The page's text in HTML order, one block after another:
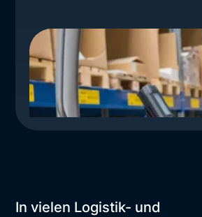
In vielen Logistik- und